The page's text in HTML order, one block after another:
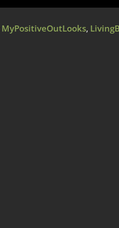
MyPositiveOutLooks,